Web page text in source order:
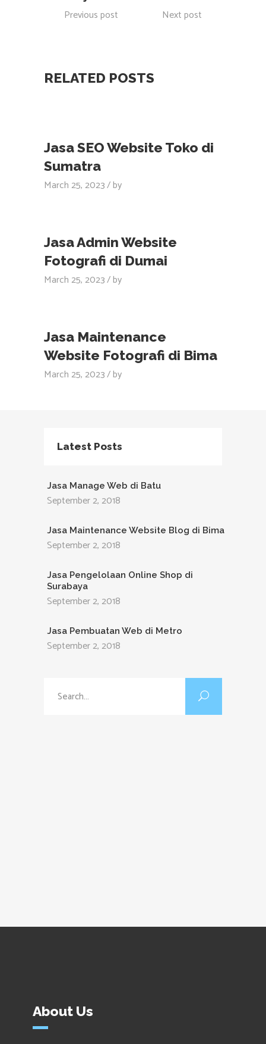
Previous post Next post
RELATED POSTS
Jasa SEO Website Toko di
Sumatra
March 25, 2023 by
Jasa Admin Website
Fotografi di Dumai
March 25, 2023 by
Jasa Maintenance
Website Fotografi di Bima
March 25, 2023 by
Latest Posts
Jasa Manage Web di Batu
September 2, 2018
Jasa Maintenance Website Blog di Bima
September 2, 2018
Jasa Pengelolaan Online Shop di
Surabaya
September 2, 2018
Jasa Pembuatan Web di Metro
September 2, 2018
About Us